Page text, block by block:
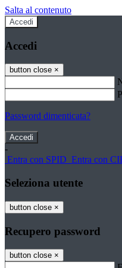
Salta al contenuto
Accedi
Accedi
button close ×
Password dimenticata?
-
Entra con SPID Entra con
Seleziona utente
button close ×
Recupero password
button close ×